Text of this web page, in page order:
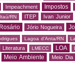
Impeachment Impostos
Itaú/RN ITEP Ivan Junior
Jório Nogueira
Lagoa d'Anta/RN
Literatura LMECC LOA
Meio Ambiente Meio